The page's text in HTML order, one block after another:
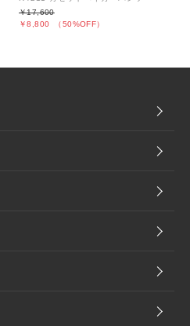
￥8,800 （50%OFF）
￥17,600